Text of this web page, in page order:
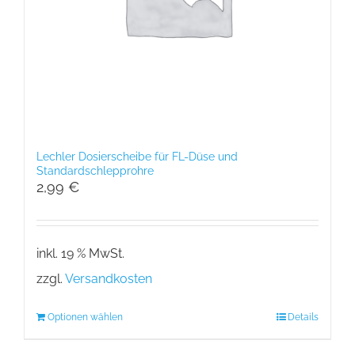
Lechler Dosierscheibe für FL-Düse und
Standardschlepprohre
2,99 €
inkl. 19 % MwSt.
zzgl. Versandkosten
Optionen wählen Details